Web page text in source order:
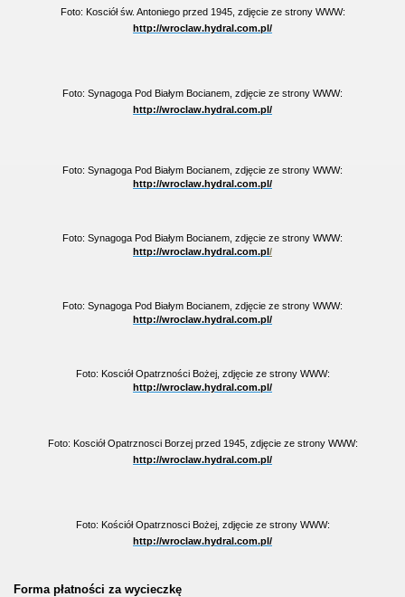
Foto: Kosciół św. Antoniego przed 1945, zdjęcie ze strony WWW:
http://wroclaw.hydral.com.pl/
Foto: Synagoga Pod Białym Bocianem, zdjęcie ze strony WWW:
http://wroclaw.hydral.com.pl/
Foto: Synagoga Pod Białym Bocianem, zdjęcie ze strony WWW:
http://wroclaw.hydral.com.pl/
Foto: Synagoga Pod Białym Bocianem, zdjęcie ze strony WWW:
http://wroclaw.hydral.com.pl/
Foto: Synagoga Pod Białym Bocianem, zdjęcie ze strony WWW:
http://wroclaw.hydral.com.pl/
Foto: Kosciół Opatrzności Bożej, zdjęcie ze strony WWW:
http://wroclaw.hydral.com.pl/
Foto: Kosciół Opatrznosci Borzej przed 1945, zdjęcie ze strony WWW:
http://wroclaw.hydral.com.pl/
Foto: Kościół Opatrznosci Bożej, zdjęcie ze strony WWW:
http://wroclaw.hydral.com.pl/
Forma płatności za wycieczkę